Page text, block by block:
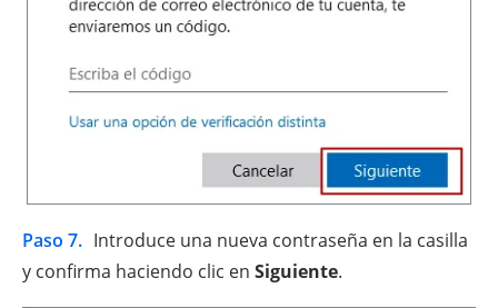
Paso 7. Introduce una nueva contraseña en la casilla
y confirma haciendo clic en Siguiente.